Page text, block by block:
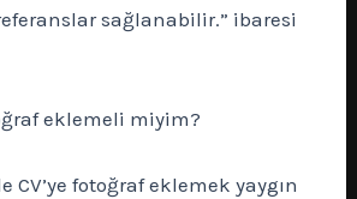
sağlanabilir.” ibaresi
eklemeli miyim?
CV’ye fotoğraf eklemek yaygın